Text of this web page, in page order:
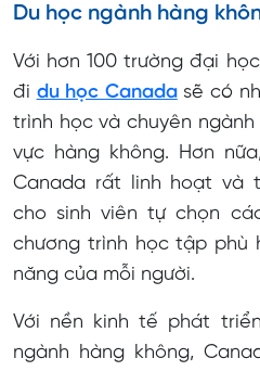
Du học ngành hàng
Với hơn 100 trường đại
đi du học Canadasẽ có
trình học và chuyên
vực hàng không. Hơn
Canada rất linh hoạt và
cho sinh viên tự chọn
chương trình học tập phù
năng của mỗi người.
Với nền kinh tế phát
ngành hàng không,